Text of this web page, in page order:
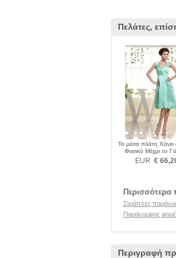
Πελάτες,
Τα μέσα πλάτη Χάνει
Φυσικό Μέχρι το
Παράνυμφος
EUR €
Περισσότερα
Στράπλες
Παράνυμφος
Περιγραφή